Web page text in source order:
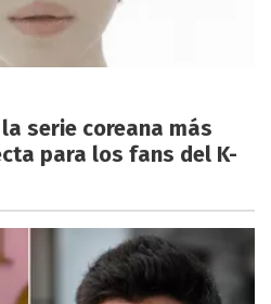
serie coreana más
para los fans del K-